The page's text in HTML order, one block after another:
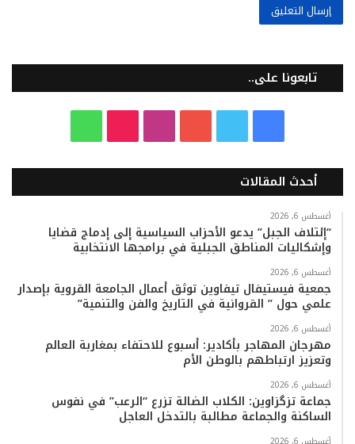
تابعونا على..
س
ب
و
ك
ي
ت
ر
ت
ي
و
ب
س
ق
ر
ا
م
k
T
o
k
ت
س
ا
ب
أحدث المقالات
أغسطس 6, 2026
“إئتلاف الجبل” يدعو الأحزاب السياسية إلى إدماج قضايا
وإشكاليات المناطق الجبلية في برامجها الانتخابية
أغسطس 6, 2026
جمعية فيستيفال تيفاوين توثق أعمال الجامعة القروية بإصدار
علمي حول ” القروانية في التاريخ والفن والتنمية”
أغسطس 6, 2026
مهرجان المهاجر بأكادير: أسبوع للاحتفاء بمغاربة العالم
وتعزيز ارتباطهم بالوطن الأم
أغسطس 6, 2026
جماعة تزگزاوين: الكلاب الضالة تزرع “الرعب” في نفوس
الساكنة والجماعة مطالبة بالتدخل العاجل